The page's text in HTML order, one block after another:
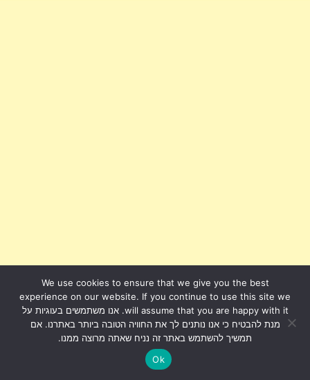
We use cookies to ensure that we give you the best
experience on our website. If you continue to use this site we
will assume that you are happy with it. אנו משתמשים בעוגיות על
מנת להבטיח כי אנו נותנים לך את החוויה הטובה ביותר באתרנו. אם
תמשיך להשתמש באתר זה נניח שאתה מרוצה ממנו.
Ok